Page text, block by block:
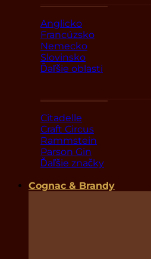
Anglicko
Francúzsko
Nemecko
Slovinsko
Ďaľšie oblasti
Citadelle
Craft Circus
Rammstein
Parson Gin
Ďaľšie značky
Cognac & Brandy